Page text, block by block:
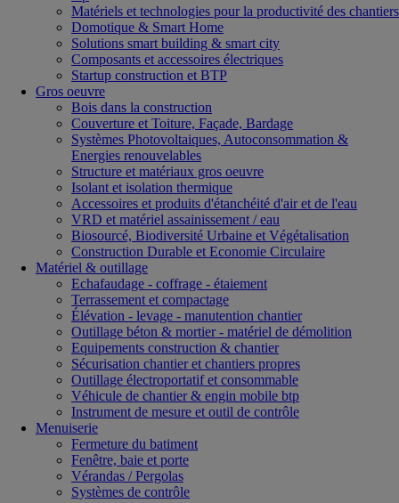
Matériels et technologies pour la productivité des chantiers
Domotique & Smart Home
Solutions smart building & smart city
Composants et accessoires électriques
Startup construction et BTP
Gros oeuvre
Bois dans la construction
Couverture et Toiture, Façade, Bardage
Systèmes Photovoltaiques, Autoconsommation &
Energies renouvelables
Structure et matériaux gros oeuvre
Isolant et isolation thermique
Accessoires et produits d'étanchéité d'air et de l'eau
VRD et matériel assainissement / eau
Biosourcé, Biodiversité Urbaine et Végétalisation
Construction Durable et Economie Circulaire
Matériel & outillage
Echafaudage - coffrage - étaiement
Terrassement et compactage
Élévation - levage - manutention chantier
Outillage béton & mortier - matériel de démolition
Equipements construction & chantier
Sécurisation chantier et chantiers propres
Outillage électroportatif et consommable
Véhicule de chantier & engin mobile btp
Instrument de mesure et outil de contrôle
Menuiserie
Fermeture du batiment
Fenêtre, baie et porte
Vérandas / Pergolas
Systèmes de contrôle